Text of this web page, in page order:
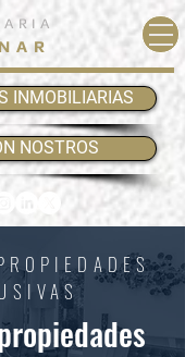
INMOBILIARIAS
NOSTROS